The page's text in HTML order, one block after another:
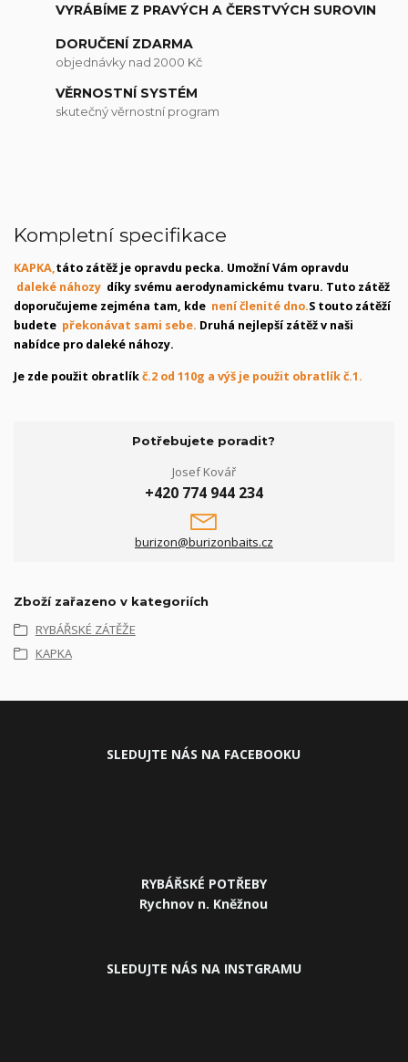
VYRÁBÍME Z PRAVÝCH A ČERSTVÝCH SUROVIN
DORUČENÍ ZDARMA
objednávky nad 2000 Kč
VĚRNOSTNÍ SYSTÉM
skutečný věrnostní program
Kompletní specifikace
KAPKA,táto zátěž je opravdu pecka. Umožní Vám opravdu
daleké náhozy díky svému aerodynamickému tvaru. Tuto zátěž
doporučujeme zejména tam, kde není členité dno.S touto zátěží
budete překonávat sami sebe. Druhá nejlepší zátěž v naši
nabídce pro daleké náhozy.
Je zde použit obratlíkč.2 od 110g a výš je použit obratlík č.1.
Potřebujete poradit?
Josef Kovář
+420 774 944 234
burizon@burizonbaits.cz
Zboží zařazeno v kategoriích
RYBÁŘSKÉ ZÁTĚŽE
KAPKA
SLEDUJTE NÁS NA FACEBOOKU
RYBÁŘSKÉ POTŘEBY
Rychnov n. Kněžnou
SLEDUJTE NÁS NA INSTGRAMU